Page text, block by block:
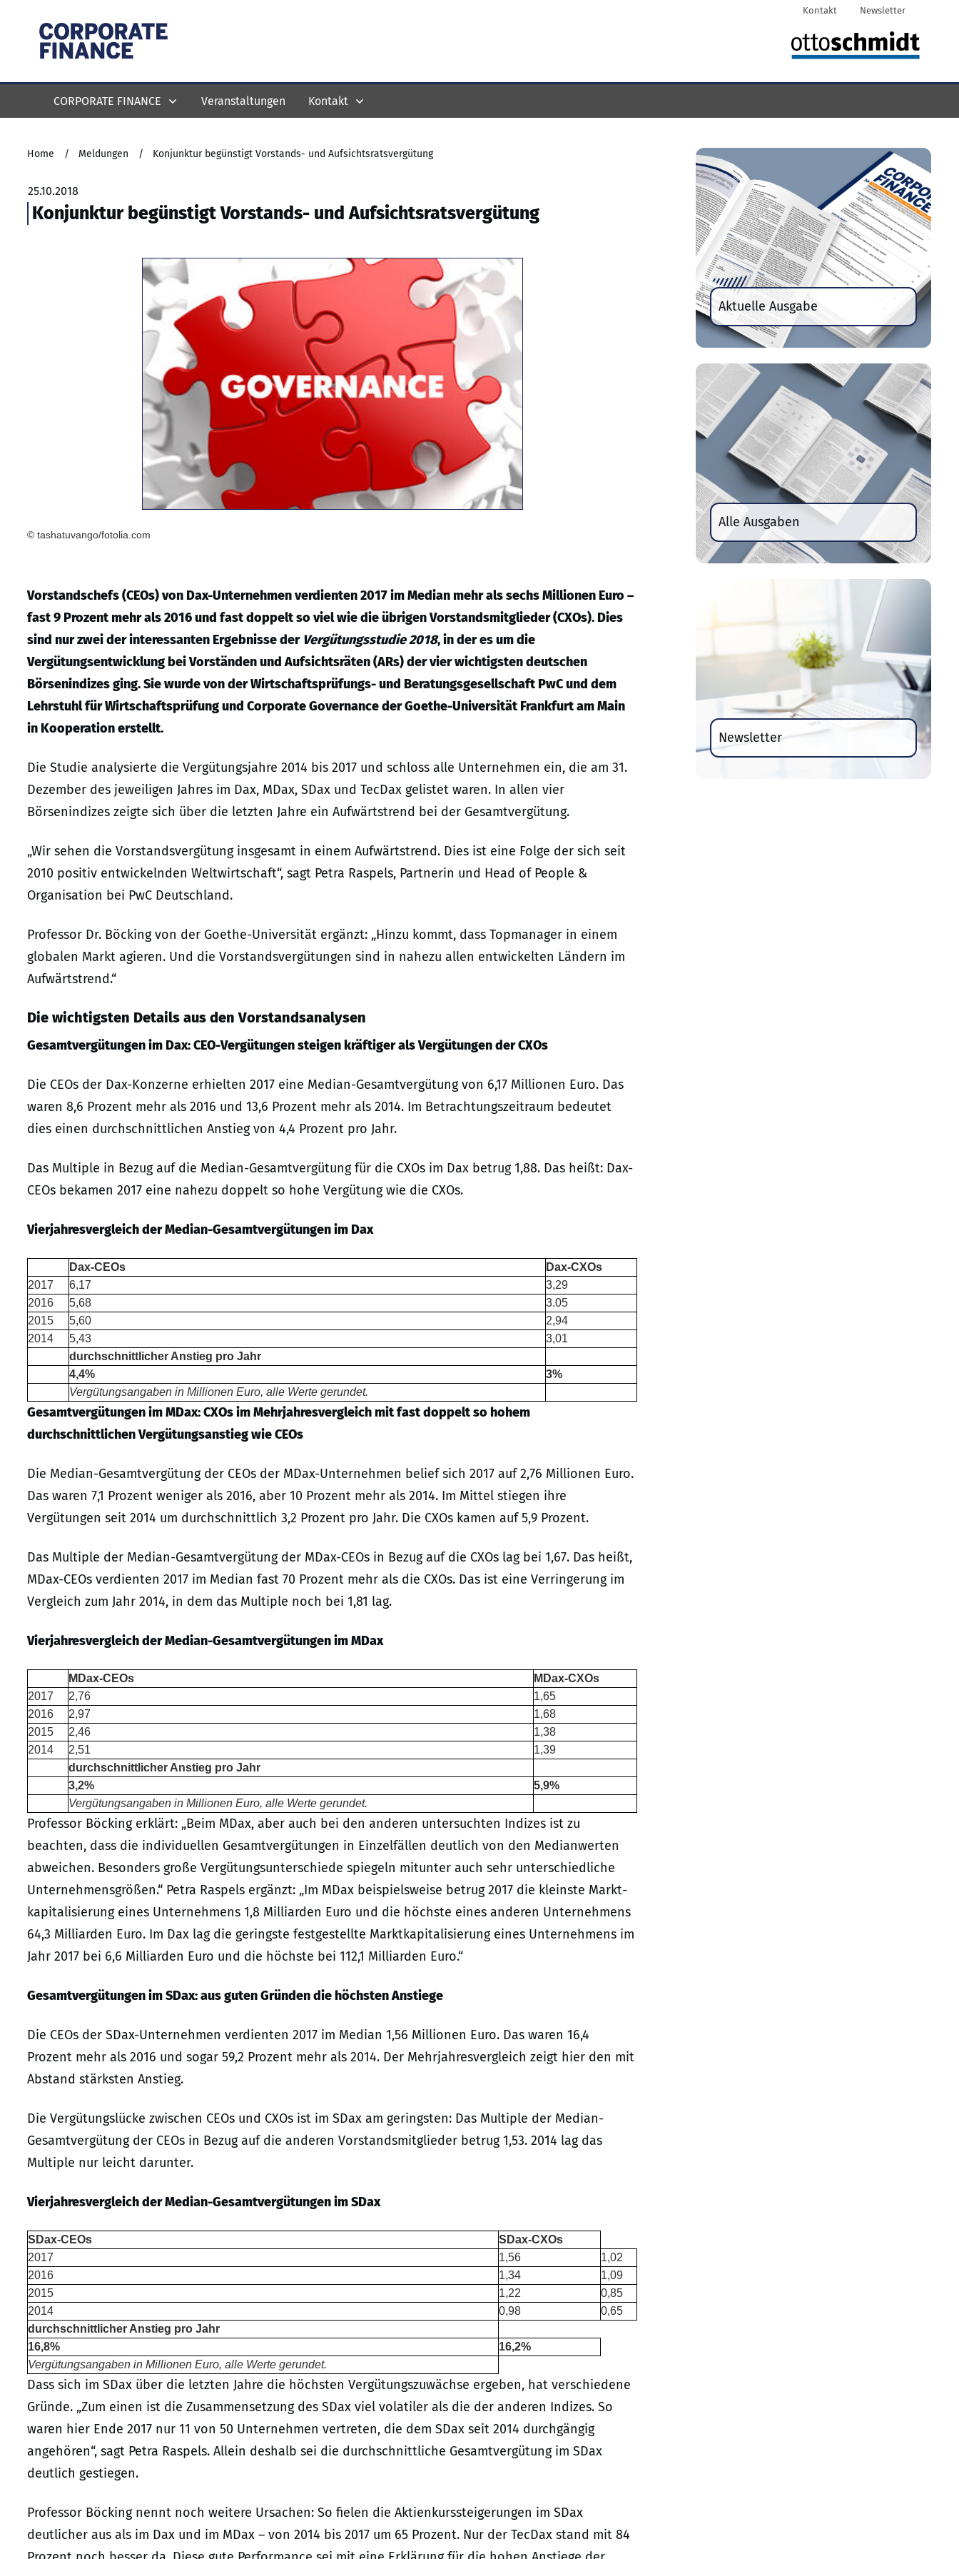
Kontakt Newsletter
CORPORATE FINANCE Veranstaltungen Kontakt
Home / Meldungen / Konjunktur begünstigt Vorstands- und Aufsichtsratsvergütung
25.10.2018
Konjunktur begünstigt Vorstands- und Aufsichtsratsvergütung
© tashatuvango/fotolia.com
Vorstandschefs (CEOs) von Dax-Unternehmen verdienten 2017 im Median mehr als sechs Millionen Euro –
fast 9 Prozent mehr als 2016 und fast doppelt so viel wie die übrigen Vorstandsmitglieder (CXOs). Dies
sind nur zwei der interessanten Ergebnisse der Vergütungsstudie 2018, in der es um die
Vergütungsentwicklung bei Vorständen und Aufsichtsräten (ARs) der vier wichtigsten deutschen
Börsenindizes ging. Sie wurde von der Wirtschaftsprüfungs- und Beratungsgesellschaft PwC und dem
Lehrstuhl für Wirtschaftsprüfung und Corporate Governance der Goethe-Universität Frankfurt am Main
in Kooperation erstellt.
Die Studie analysierte die Vergütungsjahre 2014 bis 2017 und schloss alle Unternehmen ein, die am 31.
Dezember des jeweiligen Jahres im Dax, MDax, SDax und TecDax gelistet waren. In allen vier
Börsenindizes zeigte sich über die letzten Jahre ein Aufwärtstrend bei der Gesamtvergütung.
„Wir sehen die Vorstandsvergütung insgesamt in einem Aufwärtstrend. Dies ist eine Folge der sich seit
2010 positiv entwickelnden Weltwirtschaft“, sagt Petra Raspels, Partnerin und Head of People &
Organisation bei PwC Deutschland.
Professor Dr. Böcking von der Goethe-Universität ergänzt: „Hinzu kommt, dass Topmanager in einem
globalen Markt agieren. Und die Vorstandsvergütungen sind in nahezu allen entwickelten Ländern im
Aufwärtstrend.“
Die wichtigsten Details aus den Vorstandsanalysen
Gesamtvergütungen im Dax: CEO-Vergütungen steigen kräftiger als Vergütungen der CXOs
Die CEOs der Dax-Konzerne erhielten 2017 eine Median-Gesamtvergütung von 6,17 Millionen Euro. Das
waren 8,6 Prozent mehr als 2016 und 13,6 Prozent mehr als 2014. Im Betrachtungszeitraum bedeutet
dies einen durchschnittlichen Anstieg von 4,4 Prozent pro Jahr.
Das Multiple in Bezug auf die Median-Gesamtvergütung für die CXOs im Dax betrug 1,88. Das heißt: Dax-
CEOs bekamen 2017 eine nahezu doppelt so hohe Vergütung wie die CXOs.
Vierjahresvergleich der Median-Gesamtvergütungen im Dax
Dax-CEOs
Dax-CXOs
2017
6,17
3,29
2016
5,68
3.05
2015
5,60
2,94
2014
5,43
3,01
durchschnittlicher Anstieg pro Jahr
4,4%
3%
Vergütungsangaben in Millionen Euro, alle Werte gerundet.
Gesamtvergütungen im MDax: CXOs im Mehrjahresvergleich mit fast doppelt so hohem
durchschnittlichen Vergütungsanstieg wie CEOs
Die Median-Gesamtvergütung der CEOs der MDax-Unternehmen belief sich 2017 auf 2,76 Millionen Euro.
Das waren 7,1 Prozent weniger als 2016, aber 10 Prozent mehr als 2014. Im Mittel stiegen ihre
Vergütungen seit 2014 um durchschnittlich 3,2 Prozent pro Jahr. Die CXOs kamen auf 5,9 Prozent.
Das Multiple der Median-Gesamtvergütung der MDax-CEOs in Bezug auf die CXOs lag bei 1,67. Das heißt,
MDax-CEOs verdienten 2017 im Median fast 70 Prozent mehr als die CXOs. Das ist eine Verringerung im
Vergleich zum Jahr 2014, in dem das Multiple noch bei 1,81 lag.
Vierjahresvergleich der Median-Gesamtvergütungen im MDax
MDax-CEOs
MDax-CXOs
2017
2,76
1,65
2016
2,97
1,68
2015
2,46
1,38
2014
2,51
1,39
durchschnittlicher Anstieg pro Jahr
3,2%
5,9%
Vergütungsangaben in Millionen Euro, alle Werte gerundet.
Professor Böcking erklärt: „Beim MDax, aber auch bei den anderen untersuchten Indizes ist zu
beachten, dass die individuellen Gesamtvergütungen in Einzelfällen deutlich von den Medianwerten
abweichen. Besonders große Vergütungsunterschiede spiegeln mitunter auch sehr unterschiedliche
Unternehmensgrößen.“ Petra Raspels ergänzt: „Im MDax beispielsweise betrug 2017 die kleinste Markt­
kapitalisierung eines Unternehmens 1,8 Milliarden Euro und die höchste eines anderen Unternehmens
64,3 Milliarden Euro. Im Dax lag die geringste festgestellte Marktkapitalisierung eines Unternehmens im
Jahr 2017 bei 6,6 Milliarden Euro und die höchste bei 112,1 Milliarden Euro.“
Gesamtvergütungen im SDax: aus guten Gründen die höchsten Anstiege
Die CEOs der SDax-Unternehmen verdienten 2017 im Median 1,56 Millionen Euro. Das waren 16,4
Prozent mehr als 2016 und sogar 59,2 Prozent mehr als 2014. Der Mehrjahresvergleich zeigt hier den mit
Abstand stärksten Anstieg.
Die Vergütungslücke zwischen CEOs und CXOs ist im SDax am geringsten: Das Multiple der Median-
Gesamtvergütung der CEOs in Bezug auf die anderen Vorstandsmitglieder betrug 1,53. 2014 lag das
Multiple nur leicht darunter.
Vierjahresvergleich der Median-Gesamtvergütungen im SDax
SDax-CEOs
SDax-CXOs
2017
1,56
1,02
2016
1,34
1,09
2015
1,22
0,85
2014
0,98
0,65
durchschnittlicher Anstieg pro Jahr
16,8%
16,2%
Vergütungsangaben in Millionen Euro, alle Werte gerundet.
Dass sich im SDax über die letzten Jahre die höchsten Vergütungszuwächse ergeben, hat verschiedene
Gründe. „Zum einen ist die Zusammensetzung des SDax viel volatiler als die der anderen Indizes. So
waren hier Ende 2017 nur 11 von 50 Unternehmen vertreten, die dem SDax seit 2014 durchgängig
angehören“, sagt Petra Raspels. Allein deshalb sei die durchschnittliche Gesamtvergütung im SDax
deutlich gestiegen.
Professor Böcking nennt noch weitere Ursachen: So fielen die Aktienkurssteigerungen im SDax
deutlicher aus als im Dax und im MDax – von 2014 bis 2017 um 65 Prozent. Nur der TecDax stand mit 84
Aktuelle Ausgabe
Alle Ausgaben
Newsletter